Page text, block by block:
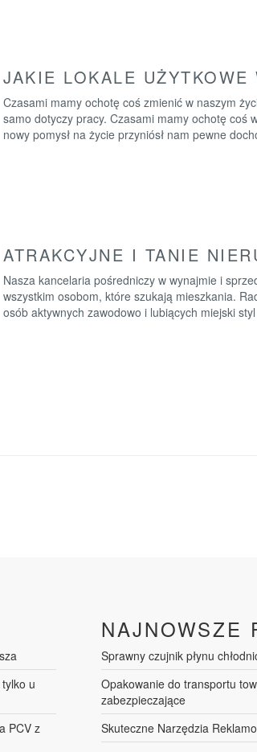
JAKIE LOKALE UŻYTKOWE
Czasami mamy ochotę coś zmienić w naszym
samo dotyczy pracy. Czasami mamy ochotę coś
nowy pomysł na życie przyniósł nam pewne
ATRAKCYJNE I TANIE
Nasza kancelaria pośredniczy w wynajmie i
wszystkim osobom, które szukają mieszkania.
osób aktywnych zawodowo i lubiących miejski
u
PCV z
NAJNOWSZE
Sprawny czujnik płynu
Opakowanie do transportu
zabezpieczające
Skuteczne Narzędzia